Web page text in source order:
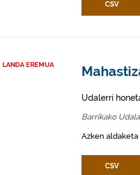
CSV
LANDA EREMUA
Udalerri
Barrikako Udala
Azken
CSV